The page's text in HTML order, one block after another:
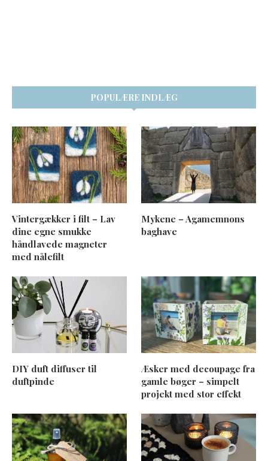
POPULÆRE INDLÆG
Vintergækker i filt – Lav
dine egne smukke
håndlavede magneter
med nålefilt
Mykene – Agamemnons
baghave
DIY duft diffuser til
duftpinde
Æsker med decoupage fra
gamle bøger – simpelt
projekt med stor effekt